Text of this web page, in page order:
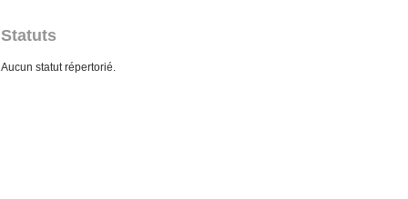
Statuts
Aucun statut répertorié.